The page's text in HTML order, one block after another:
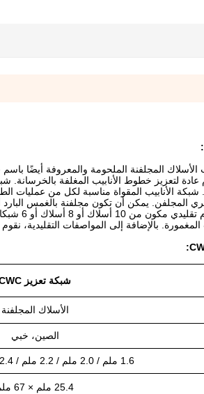
المجلفنة الملحومة والمعروفة أيضًا
لتعزيز خطوط الأنابيب المغلفة بالخرسانة.
شبكة الأنابيب المقواة مناسبة لكل من عمليات
المجلفن. يمكن أن تكون مجلفنة بالغمس
متوفر
بالإضافة إلى المواصفات التقليدية،
شبكة تعزيز CWC
الأسلاك المجلفنة
الصين، خبي
1.6 ملم / 2.0 ملم / 2.2 ملم / 2.4 ملم / 2.85 ملم
25.4 ملم × 67 ملم